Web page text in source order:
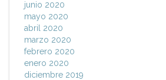
junio 2020
mayo 2020
abril 2020
marzo 2020
febrero 2020
enero 2020
diciembre 2019